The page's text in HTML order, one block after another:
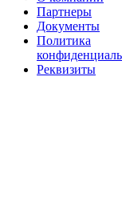
Партнеры
Документы
Политика
Реквизиты